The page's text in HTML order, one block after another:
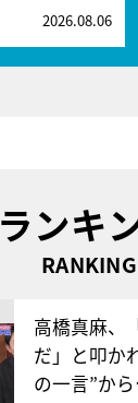
2026.08.06
ランキ
RANKING
高橋真麻、
だ」と叩か
の一言”か